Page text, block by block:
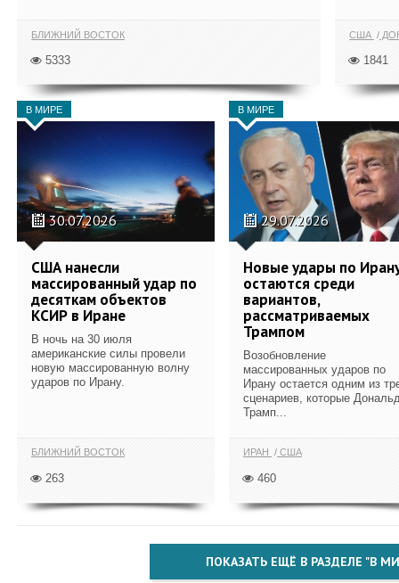
БЛИЖНИЙ ВОСТОК
5333
США
1841
В МИРЕ
30.07.2026
США нанесли
массированный удар по
десяткам объектов
КСИР в Иране
В ночь на 30 июля
американские силы провели
новую массированную волну
ударов по Ирану.
БЛИЖНИЙ ВОСТОК
263
В МИРЕ
29.07.2026
Новые удары по
остаются среди
вариантов,
рассматриваемых
Трампом
Возобновление
массированных ударов по
Ирану остается одним из
сценариев, которые
Трамп...
ИРАН США
460
ПОКАЗАТЬ ЕЩЁ В РАЗДЕЛЕ "В